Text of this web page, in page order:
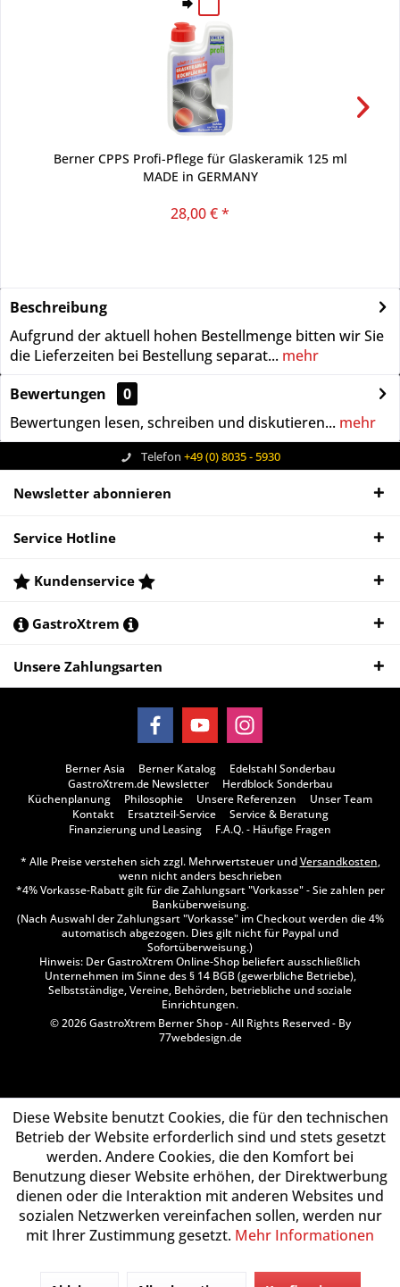
Berner CPPS Profi-Pflege für Glaskeramik 125 ml
MADE in GERMANY
28,00 € *
Beschreibung
Aufgrund der aktuell hohen Bestellmenge bitten wir Sie
die Lieferzeiten bei Bestellung separat... mehr
Bewertungen
0
Bewertungen lesen, schreiben und diskutieren... mehr
Telefon +49 (0) 8035 - 5930
Newsletter abonnieren
Service Hotline
Kundenservice
GastroXtrem
Unsere Zahlungsarten
Berner Asia Berner Katalog
Edelstahl Sonderbau
GastroXtrem.de Newsletter
Herdblock Sonderbau
Küchenplanung
Philosophie Unsere Referenzen
Unser Team
Kontakt
Ersatzteil-Service
Service & Beratung
Finanzierung und Leasing
F.A.Q. - Häufige Fragen
* Alle Preise verstehen sich zzgl. Mehrwertsteuer undVersandkosten,
wenn nicht anders beschrieben
*4% Vorkasse-Rabatt gilt für die Zahlungsart "Vorkasse" - Sie zahlen per
Banküberweisung.
(Nach Auswahl der Zahlungsart "Vorkasse" im Checkout werden die 4%
automatisch abgezogen. Dies gilt nicht für Paypal und
Sofortüberweisung.)
Hinweis: Der GastroXtrem Online-Shop beliefert ausschließlich
Unternehmen im Sinne des § 14 BGB (gewerbliche Betriebe),
Selbstständige, Vereine, Behörden, betriebliche und soziale
Einrichtungen.
© 2026 GastroXtrem Berner Shop - All Rights Reserved - By
77webdesign.de
Diese Website benutzt Cookies, die für den technischen
Betrieb der Website erforderlich sind und stets gesetzt
werden. Andere Cookies, die den Komfort bei
Benutzung dieser Website erhöhen, der Direktwerbung
dienen oder die Interaktion mit anderen Websites und
sozialen Netzwerken vereinfachen sollen, werden nur
mit Ihrer Zustimmung gesetzt. Mehr Informationen